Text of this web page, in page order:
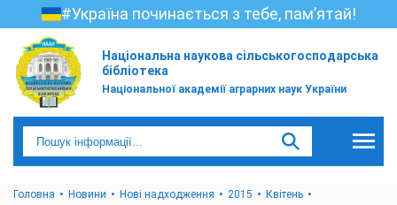
#Україна починається з тебе, пам’ятай!
Національна наукова сільськогосподарська
бібліотека
Національної академії аграрних наук України
Головна Новини Нові надходження 2015
Квітень